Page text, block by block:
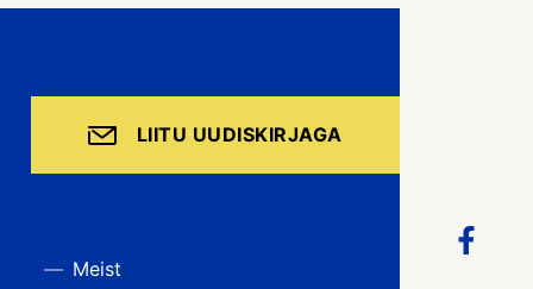
LIITU UUDISKIRJAGA
Meist